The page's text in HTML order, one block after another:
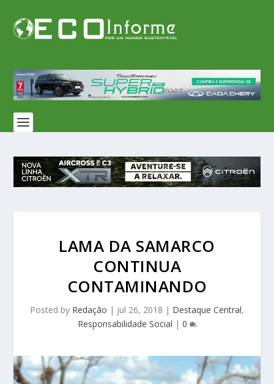
LAMA DA SAMARCO
CONTINUA
CONTAMINANDO
Posted by Redação | jul 26, 2018 | Destaque Central,
Responsabilidade Social | 0